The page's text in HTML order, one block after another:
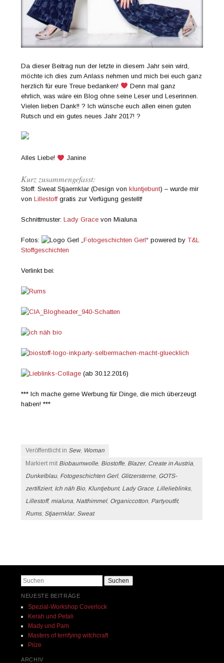
Da dieser Beitrag nun der letzte in diesem Jahr sein wird,
möchte ich dies zum Anlass nehmen und mich bei euch ganz
herzlich für eure Treue bedanken!
Denn mal ganz
ehrlich, was wäre ein Blog ohne seine Leser und Leserinnen.
Vielen lieben Dank!! ? Ich wünsche euch allen einen guten
Rutsch und ein gutes neues Jahr 2017! ?
Alles Liebe! Janine
Kurz zusammengefasst:
Stoff: Sweat Stjaernklar (Design vonkluntjebunt) – wurde mir
vonLillestoffgratis zur Verfügung gestellt!
Schnittmuster:Lady Grace von Mialuna
Fotos: „Fotogeschichten Gerl“ powered byT&L
Stoffgeschichten
Verlinkt bei:
(ab 30.12.2016)
*** Ich mache gerne Werbung für Dinge, die mich überzeugt
haben! ***
Veröffentlicht in Sew, Woman
Markiert mit Biobaumwolle Biostoffe Blazer, Create in Austria
Dunkelblau, Fotogeschichten Gerl, Glitzersterne GOTS-
zertifiziert, Ich näh Bio Kluntjebunt, Lady Grace Lillelieblinks,
Lillestoff, mialuna Natthimmel, Organiccotton Partyoutfit,
Rums, Stjaernklar, Sweat
Suchen
NEUESTE BEITRÄGE
Spezial-Workshop Coverlock
Kerah und Petali
Mady und Pam
Masters of terrifying witchcraft
Pilze
ARCHIV